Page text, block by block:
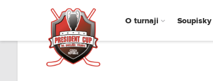
O turnaji Soupisky